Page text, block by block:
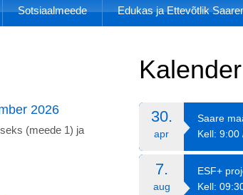
Sotsiaalmeede Edukas ja Ettevõtlik
2026
(meede 1) ja
Kalender
30.
apr
Saare
Kell: 9:00
7.
aug
ESF+
Kell: